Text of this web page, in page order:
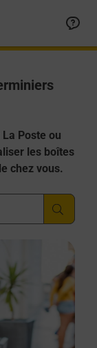
Poste ou
les boîtes
chez vous.